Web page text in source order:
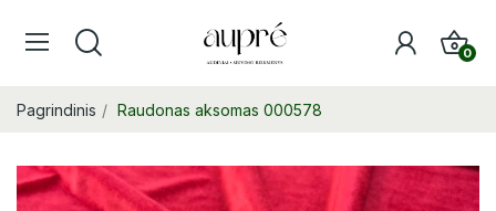
0
Pagrindinis Raudonas aksomas 000578